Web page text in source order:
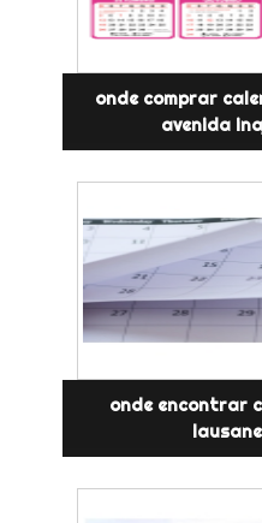
onde comprar
avenida
onde encontrar